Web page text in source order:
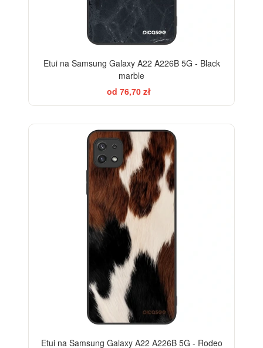
Etui na Samsung Galaxy A22 A226B 5G - Black
marble
od 76,70 zł
Etui na Samsung Galaxy A22 A226B 5G - Rodeo